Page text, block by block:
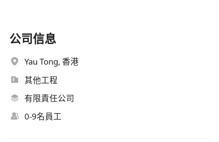
公司信息
Yau Tong, 香港
其他工程
有限責任公司
0-9名員工